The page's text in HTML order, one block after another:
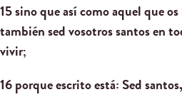
15 sino que así como aquel que
también sed vosotros santos en
vivir;
16 porque escrito está: Sed